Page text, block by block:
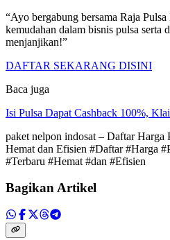
“Ayo bergabung bersama Raja
kemudahan dalam bisnis pulsa serta
menjanjikan!”
DAFTAR SEKARANG DISINI
Baca juga
Isi Pulsa Dapat Cashback 100%,
paket nelpon indosat – Daftar Harga
Hemat dan Efisien #Daftar #Harga
#Terbaru #Hemat #dan #Efisien
Bagikan Artikel